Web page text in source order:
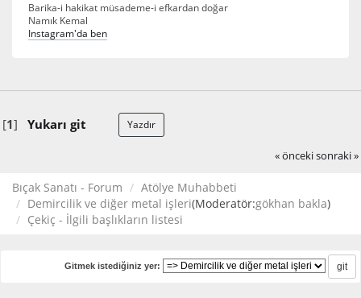
Barika-i hakikat müsademe-i efkardan doğar
Namık Kemal
Instagram'da ben
Yazdır
[1] Yukarı git
« önceki sonraki »
Bıçak Sanatı - Forum
Atölye Muhabbeti
Demircilik ve diğer metal işleri(Moderatör:gökhan bakla)
Çekiç - İlgili başlıkların listesi
Gitmek istediğiniz yer: